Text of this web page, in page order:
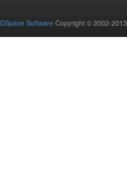
DSpace Software Copyright © 2002-2013